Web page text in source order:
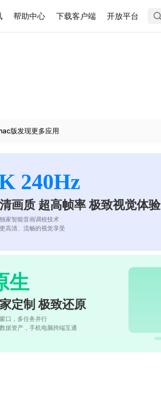
帮助中心 下载客户端 开放平台
版发现更多应用
240Hz
画质 超高帧率 极致视觉体验
家智能音画调校技术
高清、流畅的视觉享受
生
定制 极致还原
口，多任务并行
据资产，手机电脑跨端互通